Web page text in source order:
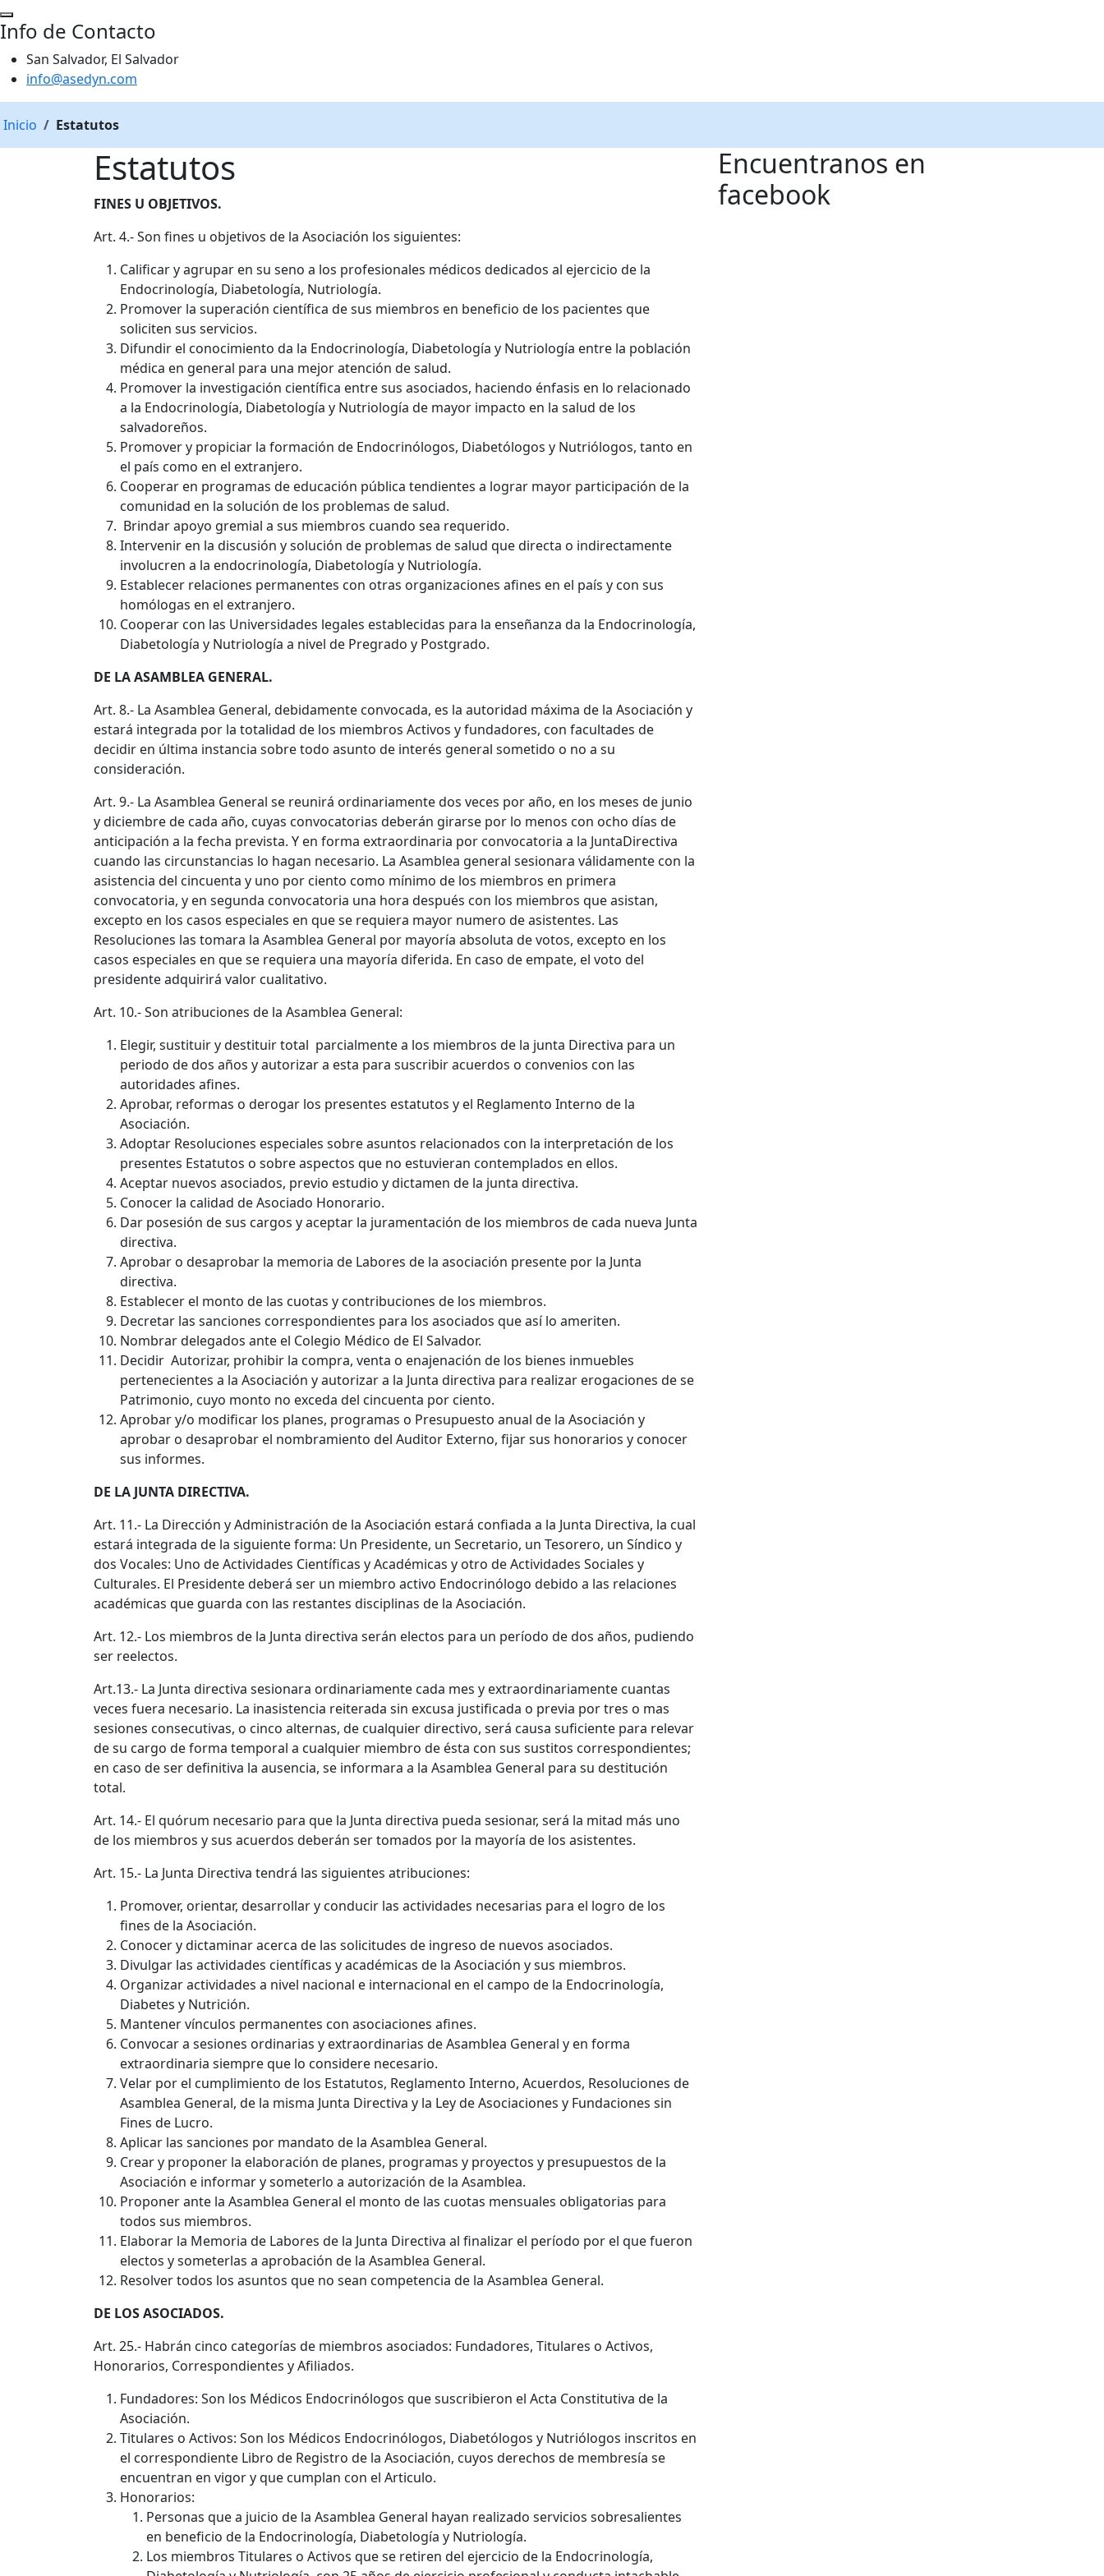
Info de Contacto
San Salvador, El Salvador
info@asedyn.com
Inicio Estatutos
Estatutos
FINES U OBJETIVOS.
Art. 4.- Son fines u objetivos de la Asociación los siguientes:
Calificar y agrupar en su seno a los profesionales médicos dedicados al ejercicio de la
Endocrinología, Diabetología, Nutriología.
Promover la superación científica de sus miembros en beneficio de los pacientes que
soliciten sus servicios.
Difundir el conocimiento da la Endocrinología, Diabetología y Nutriología entre la población
médica en general para una mejor atención de salud.
Promover la investigación científica entre sus asociados, haciendo énfasis en lo relacionado
a la Endocrinología, Diabetología y Nutriología de mayor impacto en la salud de los
salvadoreños.
Promover y propiciar la formación de Endocrinólogos, Diabetólogos y Nutriólogos, tanto en
el país como en el extranjero.
Cooperar en programas de educación pública tendientes a lograr mayor participación de la
comunidad en la solución de los problemas de salud.
Brindar apoyo gremial a sus miembros cuando sea requerido.
Intervenir en la discusión y solución de problemas de salud que directa o indirectamente
involucren a la endocrinología, Diabetología y Nutriología.
Establecer relaciones permanentes con otras organizaciones afines en el país y con sus
homólogas en el extranjero.
Cooperar con las Universidades legales establecidas para la enseñanza da la Endocrinología,
Diabetología y Nutriología a nivel de Pregrado y Postgrado.
DE LA ASAMBLEA GENERAL.
Art. 8.- La Asamblea General, debidamente convocada, es la autoridad máxima de la Asociación y
estará integrada por la totalidad de los miembros Activos y fundadores, con facultades de
decidir en última instancia sobre todo asunto de interés general sometido o no a su
consideración.
Art. 9.- La Asamblea General se reunirá ordinariamente dos veces por año, en los meses de junio
y diciembre de cada año, cuyas convocatorias deberán girarse por lo menos con ocho días de
anticipación a la fecha prevista. Y en forma extraordinaria por convocatoria a la JuntaDirectiva
cuando las circunstancias lo hagan necesario. La Asamblea general sesionara válidamente con la
asistencia del cincuenta y uno por ciento como mínimo de los miembros en primera
convocatoria, y en segunda convocatoria una hora después con los miembros que asistan,
excepto en los casos especiales en que se requiera mayor numero de asistentes. Las
Resoluciones las tomara la Asamblea General por mayoría absoluta de votos, excepto en los
casos especiales en que se requiera una mayoría diferida. En caso de empate, el voto del
presidente adquirirá valor cualitativo.
Art. 10.- Son atribuciones de la Asamblea General:
Elegir, sustituir y destituir total parcialmente a los miembros de la junta Directiva para un
periodo de dos años y autorizar a esta para suscribir acuerdos o convenios con las
autoridades afines.
Aprobar, reformas o derogar los presentes estatutos y el Reglamento Interno de la
Asociación.
Adoptar Resoluciones especiales sobre asuntos relacionados con la interpretación de los
presentes Estatutos o sobre aspectos que no estuvieran contemplados en ellos.
Aceptar nuevos asociados, previo estudio y dictamen de la junta directiva.
Conocer la calidad de Asociado Honorario.
Dar posesión de sus cargos y aceptar la juramentación de los miembros de cada nueva Junta
directiva.
Aprobar o desaprobar la memoria de Labores de la asociación presente por la Junta
directiva.
Establecer el monto de las cuotas y contribuciones de los miembros.
Decretar las sanciones correspondientes para los asociados que así lo ameriten.
Nombrar delegados ante el Colegio Médico de El Salvador.
Decidir Autorizar, prohibir la compra, venta o enajenación de los bienes inmuebles
pertenecientes a la Asociación y autorizar a la Junta directiva para realizar erogaciones de se
Patrimonio, cuyo monto no exceda del cincuenta por ciento.
Aprobar y/o modificar los planes, programas o Presupuesto anual de la Asociación y
aprobar o desaprobar el nombramiento del Auditor Externo, fijar sus honorarios y conocer
sus informes.
DE LA JUNTA DIRECTIVA.
Art. 11.- La Dirección y Administración de la Asociación estará confiada a la Junta Directiva, la cual
estará integrada de la siguiente forma: Un Presidente, un Secretario, un Tesorero, un Síndico y
dos Vocales: Uno de Actividades Científicas y Académicas y otro de Actividades Sociales y
Culturales. El Presidente deberá ser un miembro activo Endocrinólogo debido a las relaciones
académicas que guarda con las restantes disciplinas de la Asociación.
Art. 12.- Los miembros de la Junta directiva serán electos para un período de dos años, pudiendo
ser reelectos.
Art.13.- La Junta directiva sesionara ordinariamente cada mes y extraordinariamente cuantas
veces fuera necesario. La inasistencia reiterada sin excusa justificada o previa por tres o mas
sesiones consecutivas, o cinco alternas, de cualquier directivo, será causa suficiente para relevar
de su cargo de forma temporal a cualquier miembro de ésta con sus sustitos correspondientes;
en caso de ser definitiva la ausencia, se informara a la Asamblea General para su destitución
total.
Art. 14.- El quórum necesario para que la Junta directiva pueda sesionar, será la mitad más uno
de los miembros y sus acuerdos deberán ser tomados por la mayoría de los asistentes.
Art. 15.- La Junta Directiva tendrá las siguientes atribuciones:
Promover, orientar, desarrollar y conducir las actividades necesarias para el logro de los
fines de la Asociación.
Conocer y dictaminar acerca de las solicitudes de ingreso de nuevos asociados.
Divulgar las actividades científicas y académicas de la Asociación y sus miembros.
Organizar actividades a nivel nacional e internacional en el campo de la Endocrinología,
Diabetes y Nutrición.
Mantener vínculos permanentes con asociaciones afines.
Convocar a sesiones ordinarias y extraordinarias de Asamblea General y en forma
extraordinaria siempre que lo considere necesario.
Velar por el cumplimiento de los Estatutos, Reglamento Interno, Acuerdos, Resoluciones de
Asamblea General, de la misma Junta Directiva y la Ley de Asociaciones y Fundaciones sin
Fines de Lucro.
Aplicar las sanciones por mandato de la Asamblea General.
Crear y proponer la elaboración de planes, programas y proyectos y presupuestos de la
Asociación e informar y someterlo a autorización de la Asamblea.
Proponer ante la Asamblea General el monto de las cuotas mensuales obligatorias para
todos sus miembros.
Elaborar la Memoria de Labores de la Junta Directiva al finalizar el período por el que fueron
electos y someterlas a aprobación de la Asamblea General.
Resolver todos los asuntos que no sean competencia de la Asamblea General.
DE LOS ASOCIADOS.
Art. 25.- Habrán cinco categorías de miembros asociados: Fundadores, Titulares o Activos,
Honorarios, Correspondientes y Afiliados.
Fundadores: Son los Médicos Endocrinólogos que suscribieron el Acta Constitutiva de la
Asociación.
Titulares o Activos: Son los Médicos Endocrinólogos, Diabetólogos y Nutriólogos inscritos en
el correspondiente Libro de Registro de la Asociación, cuyos derechos de membresía se
encuentran en vigor y que cumplan con el Articulo.
Honorarios:
Personas que a juicio de la Asamblea General hayan realizado servicios sobresalientes
en beneficio de la Endocrinología, Diabetología y Nutriología.
Los miembros Titulares o Activos que se retiren del ejercicio de la Endocrinología,
Encuentranos en
facebook